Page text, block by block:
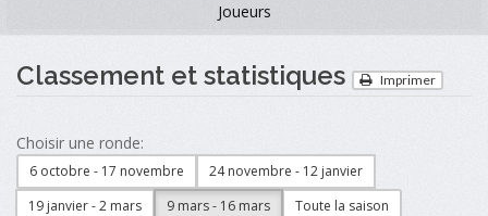
Joueurs
Classement et statistiques Imprimer
Choisir une ronde:
6 octobre - 17 novembre
24 novembre - 12 janvier
19 janvier - 2 mars
9 mars - 16 mars Toute la saison